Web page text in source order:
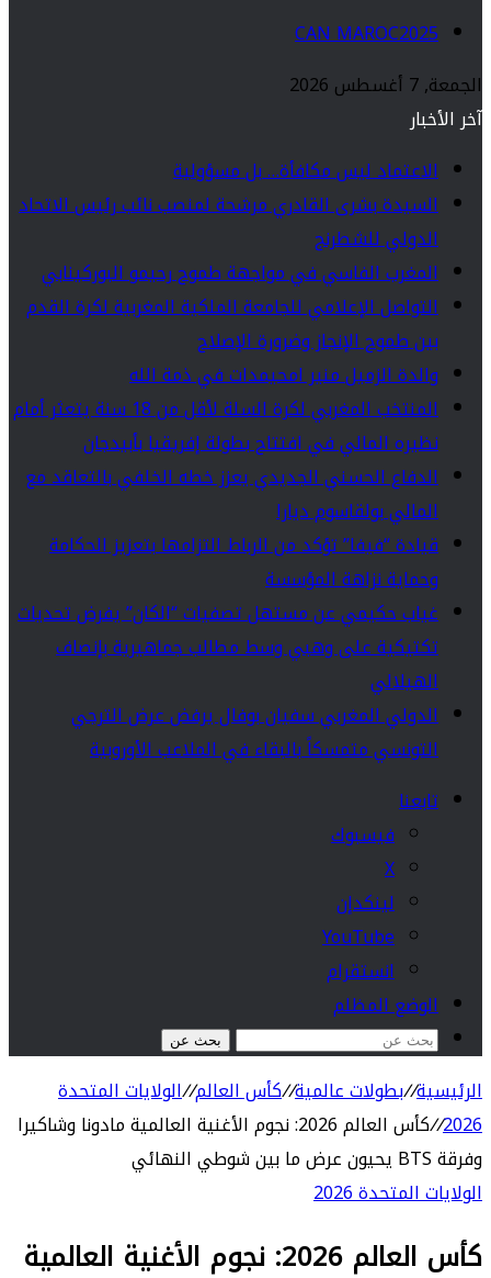
CAN MAROC2025
الجمعة, 7 أغسطس 2026
آخر الأخبار
الاعتماد ليس مكافأة… بل مسؤولية
السيدة بشرى القادري مرشحة لمنصب نائب رئيس الاتحاد
الدولي للشطرنج
المغرب الفاسي في مواجهة طموح رحيمو البوركينابي
التواصل الإعلامي للجامعة الملكية المغربية لكرة القدم
بين طموح الإنجاز وضرورة الإصلاح
والدة الزميل منير امحيمدات في ذمة الله
المنتخب المغربي لكرة السلة لأقل من 18 سنة يتعثر أمام
نظيره المالي في افتتاح بطولة إفريقيا بأبيدجان
الدفاع الحسني الجديدي يعزز خطه الخلفي بالتعاقد مع
المالي بولقاسوم ديارا
قيادة “فيفا” تؤكد من الرباط التزامها بتعزيز الحكامة
وحماية نزاهة المؤسسة
غياب حكيمي عن مستهل تصفيات “الكان” يفرض تحديات
تكتيكية على وهبي وسط مطالب جماهيرية بإنصاف
الهيلالي
الدولي المغربي سفيان بوفال يرفض عرض الترجي
التونسي متمسكاً بالبقاء في الملاعب الأوروبية
تابعنا
فيسبوك
‫X
لينكدإن
‫YouTube
انستقرام
الوضع المظلم
بحث عن
الرئيسية//بطولات عالمية//كأس العالم//الولايات المتحدة
2026
//
كأس العالم 2026: نجوم الأغنية العالمية مادونا وشاكيرا
وفرقة BTS يحيون عرض ما بين شوطي النهائي
الولايات المتحدة 2026
كأس العالم 2026: نجوم الأغنية العالمية